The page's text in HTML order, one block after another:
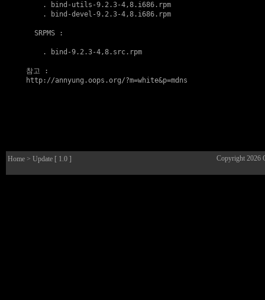
    .
bind-utils-9.2.3-4,8.i686.rpm
    .
bind-devel-9.2.3-4,8.i686.rpm
  SRPMS :
    .
bind-9.2.3-4,8.src.rpm
참고
http://annyung.oops.org/?m=white&p=mdns
Home > Update [ 1.0 ] Copyright 2026